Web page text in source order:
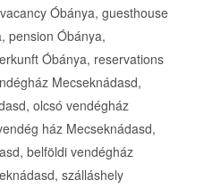
Óbánya, guesthouse
pension Óbánya,
Óbánya, reservations
Mecseknádasd,
olcsó vendégház
ház Mecseknádasd,
belföldi vendégház
szálláshely